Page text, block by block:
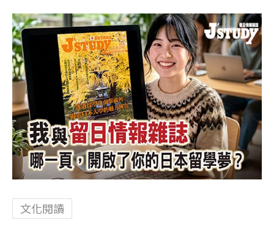
文化閱讀